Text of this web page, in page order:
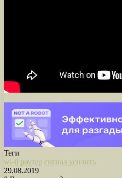
Теги
wi-fi роутер сигнал усилить
29.08.2019